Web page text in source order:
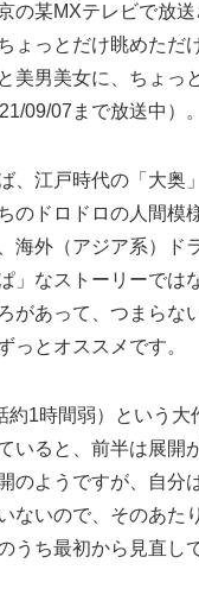
の某MXテレビで放
ょっとだけ眺めただ
美男美女に、ちょっ
09/07まで放送中）。
、江戸時代の「大奥
のドロドロの人間模
海外（アジア系）ド
」なストーリーでは
があって、つまらな
っとオススメです。
約1時間弱）という大
いると、前半は展開
のようですが、自分
ないので、そのあた
うち最初から見直し